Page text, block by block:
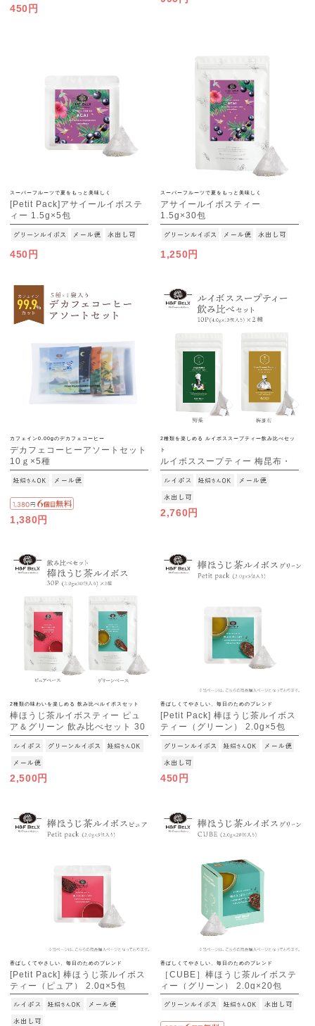
450円
スーパーフルーツで夏をもっと美味しく
[Petit Pack]アサイールイボステ
ィー 1.5g×5包
[M便 1/10]
450円
スーパーフルーツで夏をもっと美味しく
アサイールイボスティー
1.5g×30包
[M便 1/3]
1,250円
カフェイン0.00gのデカフェコーヒー
デカフェコーヒーアソートセット
10ｇ×5種
[M便 1/1]
1,380円
2種類を楽しめる ルイボススープティー飲み比べセッ
ト
ルイボススープティー 梅昆布・
野菜 飲み比べセット10包×2種[M
便 2/3]
2,760円
2種類の味わいを楽しめる 飲み比べルイボスセット
棒ほうじ茶ルイボスティー ピュ
ア＆グリーン 飲み比べセット 30
包×2種[M便 2/3]
2,500円
香ばしくてやさしい、毎日のためのブレンド
[Petit Pack] 棒ほうじ茶ルイボス
ティー（グリーン） 2.0g×5包
[M便 1/10]
450円
香ばしくてやさしい、毎日のためのブレンド
[Petit Pack] 棒ほうじ茶ルイボス
ティー（ピュア） 2.0g×5包
[M便 1/10]
香ばしくてやさしい、毎日のためのブレンド
［CUBE］棒ほうじ茶ルイボステ
ィー（グリーン） 2.0g×20包